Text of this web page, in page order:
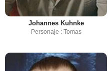
Johannes Kuhnke
Personaje : Tomas